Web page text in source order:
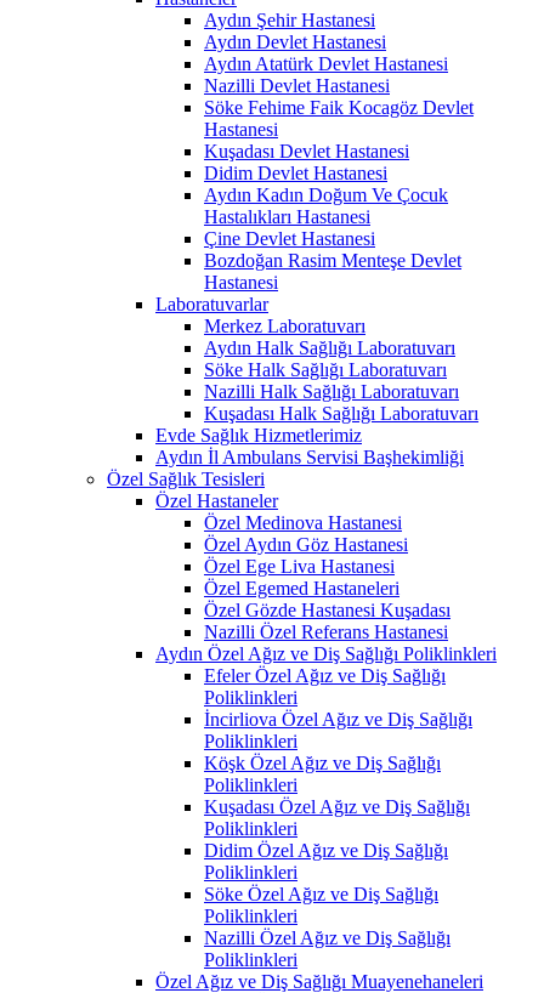
Aydın Şehir Hastanesi
Aydın Devlet Hastanesi
Aydın Atatürk Devlet Hastanesi
Nazilli Devlet Hastanesi
Söke Fehime Faik Kocagöz Devlet
Hastanesi
Kuşadası Devlet Hastanesi
Didim Devlet Hastanesi
Aydın Kadın Doğum Ve Çocuk
Hastalıkları Hastanesi
Çine Devlet Hastanesi
Bozdoğan Rasim Menteşe Devlet
Hastanesi
Laboratuvarlar
Merkez Laboratuvarı
Aydın Halk Sağlığı Laboratuvarı
Söke Halk Sağlığı Laboratuvarı
Nazilli Halk Sağlığı Laboratuvarı
Kuşadası Halk Sağlığı Laboratuvarı
Evde Sağlık Hizmetlerimiz
Aydın İl Ambulans Servisi Başhekimliği
Özel Sağlık Tesisleri
Özel Hastaneler
Özel Medinova Hastanesi
Özel Aydın Göz Hastanesi
Özel Ege Liva Hastanesi
Özel Egemed Hastaneleri
Özel Gözde Hastanesi Kuşadası
Nazilli Özel Referans Hastanesi
Aydın Özel Ağız ve Diş Sağlığı Poliklinkleri
Efeler Özel Ağız ve Diş Sağlığı
Poliklinkleri
İncirliova Özel Ağız ve Diş Sağlığı
Poliklinkleri
Köşk Özel Ağız ve Diş Sağlığı
Poliklinkleri
Kuşadası Özel Ağız ve Diş Sağlığı
Poliklinkleri
Didim Özel Ağız ve Diş Sağlığı
Poliklinkleri
Söke Özel Ağız ve Diş Sağlığı
Poliklinkleri
Nazilli Özel Ağız ve Diş Sağlığı
Poliklinkleri
Özel Ağız ve Diş Sağlığı Muayenehaneleri